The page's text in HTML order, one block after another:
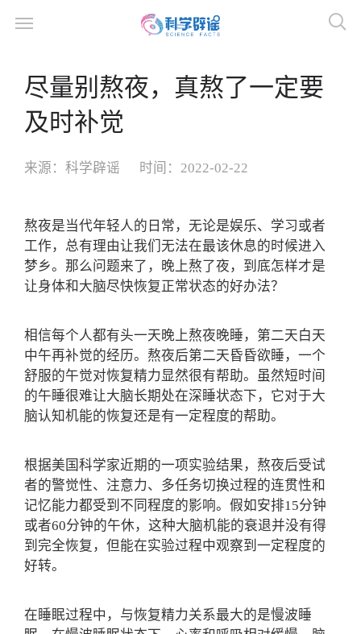
尽量别熬夜，真熬了一定要
及时补觉
来源： 科学辟谣 时间： 2022-02-22
熬夜是当代年轻人的日常，无论是娱乐、学习或者
工作，总有理由让我们无法在最该休息的时候进入
梦乡。那么问题来了，晚上熬了夜，到底怎样才是
让身体和大脑尽快恢复正常状态的好办法？
相信每个人都有头一天晚上熬夜晚睡，第二天白天
中午再补觉的经历。熬夜后第二天昏昏欲睡，一个
舒服的午觉对恢复精力显然很有帮助。虽然短时间
的午睡很难让大脑长期处在深睡状态下，它对于大
脑认知机能的恢复还是有一定程度的帮助。
根据美国科学家近期的一项实验结果，熬夜后受试
者的警觉性、注意力、多任务切换过程的连贯性和
记忆能力都受到不同程度的影响。假如安排15分钟
或者60分钟的午休，这种大脑机能的衰退并没有得
到完全恢复，但能在实验过程中观察到一定程度的
好转。
在睡眠过程中，与恢复精力关系最大的是慢波睡